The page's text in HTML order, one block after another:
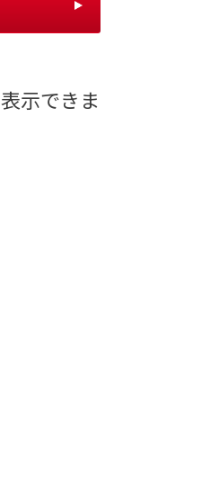
示できま